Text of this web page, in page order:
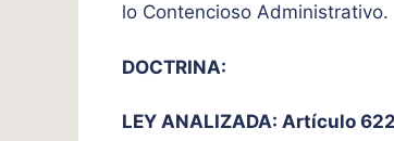
lo Contencioso Administrativo.
DOCTRINA:
LEY ANALIZADA: Artículo